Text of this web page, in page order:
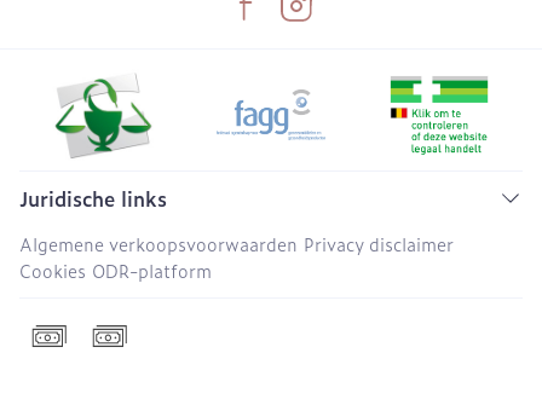
Juridische links
Algemene verkoopsvoorwaarden Privacy disclaimer
Cookies ODR-platform